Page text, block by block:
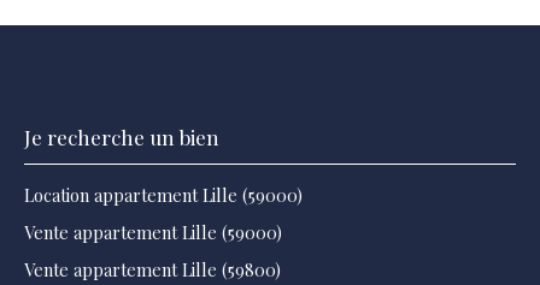
Je recherche un bien
Location appartement Lille (59000)
Vente appartement Lille (59000)
Vente appartement Lille (59800)